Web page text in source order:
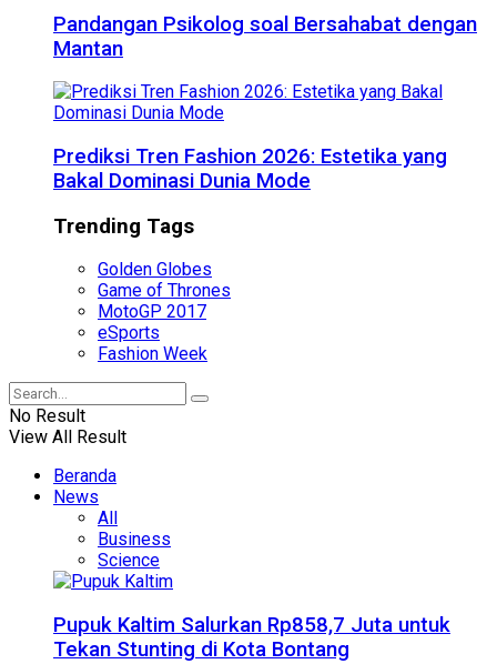
Pandangan Psikolog soal Bersahabat dengan
Mantan
Prediksi Tren Fashion 2026: Estetika yang
Bakal Dominasi Dunia Mode
Trending Tags
Golden Globes
Game of Thrones
MotoGP 2017
eSports
Fashion Week
No Result
View All Result
Beranda
News
All
Business
Science
Pupuk Kaltim Salurkan Rp858,7 Juta untuk
Tekan Stunting di Kota Bontang